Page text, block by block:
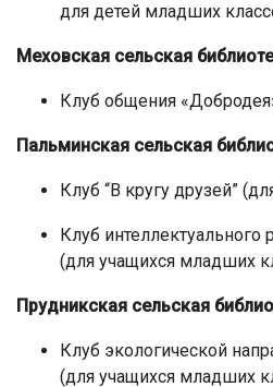
для детей младших
Меховская сельская
Клуб общения
Пальминская сельская
Клуб “В кругу друзей”
Клуб
(для учащихся младших
Прудникская сельская
Клуб экологической
(для учащихся младших